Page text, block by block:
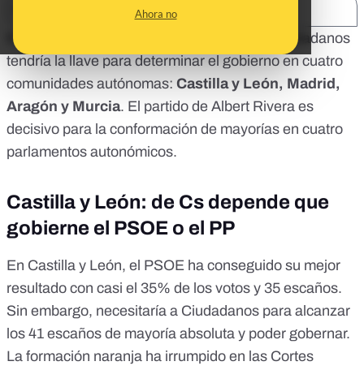
Ahora no
El sorpaso al PP no se ha producido pero Ciudadanos
tendría la llave para determinar el gobierno en cuatro
comunidades autónomas: Castilla y León, Madrid,
Aragón y Murcia. El partido de Albert Rivera es
decisivo para la conformación de mayorías en cuatro
parlamentos autonómicos.
Castilla y León: de Cs depende que
gobierne el PSOE o el PP
En Castilla y León, el PSOE ha conseguido su mejor
resultado con casi el 35% de los votos y 35 escaños.
Sin embargo, necesitaría a Ciudadanos para alcanzar
los 41 escaños de mayoría absoluta y poder gobernar.
La formación naranja ha irrumpido en las Cortes